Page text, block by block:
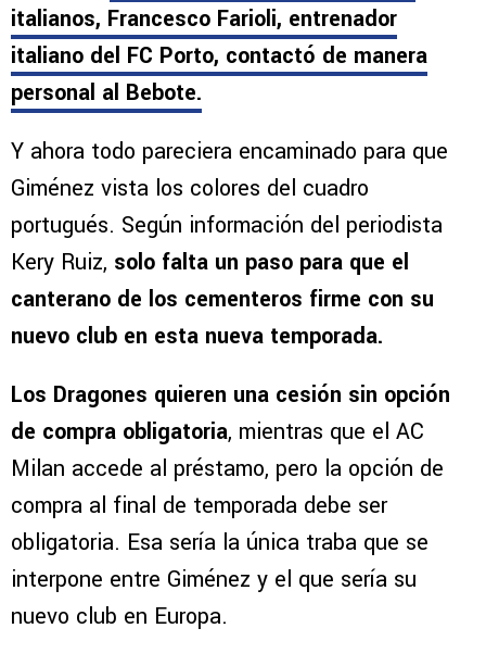
italianos, Francesco Farioli, entrenador
italiano del FC Porto, contactó de manera
personal al Bebote.
Y ahora todo pareciera encaminado para que
Giménez vista los colores del cuadro
portugués. Según información del periodista
Kery Ruiz, solo falta un paso para que el
canterano de los cementeros firme con su
nuevo club en esta nueva temporada.
Los Dragones quieren una cesión sin opción
de compra obligatoria, mientras que el AC
Milan accede al préstamo, pero la opción de
compra al final de temporada debe ser
obligatoria. Esa sería la única traba que se
interpone entre Giménez y el que sería su
nuevo club en Europa.